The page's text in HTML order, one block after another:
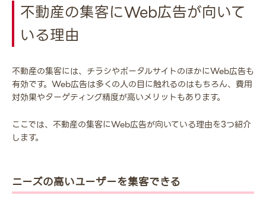
不動産の集客にWeb広告が向いて
いる理由
不動産の集客には、チラシやポータルサイトのほかにWeb広告も
有効です。Web広告は多くの人の目に触れるのはもちろん、費用
対効果やターゲティング精度が高いメリットもあります。
ここでは、不動産の集客にWeb広告が向いている理由を3つ紹介
します。
ニーズの高いユーザーを集客できる